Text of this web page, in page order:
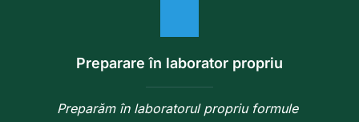
Preparare în laborator propriu
Preparăm în laboratorul propriu formule